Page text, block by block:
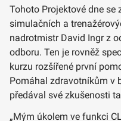
Tohoto Projektové dne se
simulačních a
nadrotmistr David Ingr z
odboru. Ten je rovněž
kurzu rozšířené první
Pomáhal zdravotníkům v
předával své zkušenosti
„Mým úkolem ve funkci